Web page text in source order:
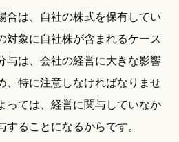
合は、自社の株式を保有してい
対象に自社株が含まれるケース
与は、会社の経営に大きな影響
、特に注意しなければなりませ
っては、経営に関与していなか
ることになるからです。